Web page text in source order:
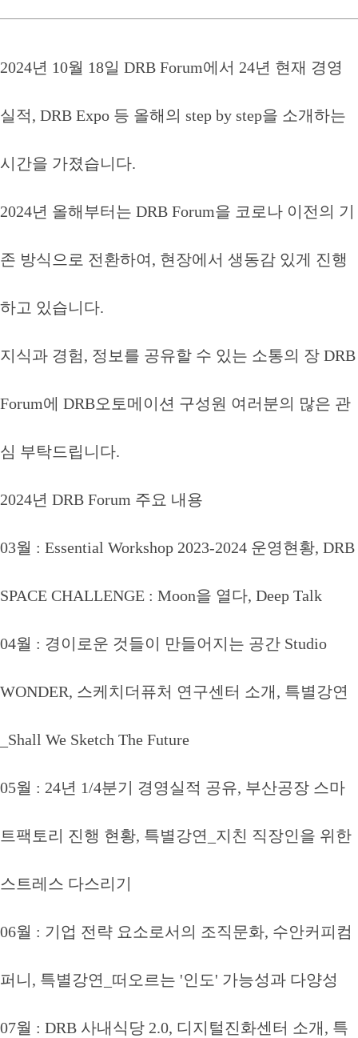
2024년 10월 18일 DRB Forum에서 24년 현재 경영
실적, DRB Expo 등 올해의 step by step을 소개하는
시간을 가졌습니다.
2024년 올해부터는 DRB Forum을 코로나 이전의 기
존 방식으로 전환하여, 현장에서 생동감 있게 진행
하고 있습니다.
지식과 경험, 정보를 공유할 수 있는 소통의 장 DRB
Forum에 DRB오토메이션 구성원 여러분의 많은 관
심 부탁드립니다.
2024년 DRB Forum 주요 내용
03월 : Essential Workshop 2023-2024 운영현황, DRB
SPACE CHALLENGE : Moon을 열다, Deep Talk
04월 : 경이로운 것들이 만들어지는 공간 Studio
WONDER, 스케치더퓨처 연구센터 소개, 특별강연
_Shall We Sketch The Future
05월 : 24년 1/4분기 경영실적 공유, 부산공장 스마
트팩토리 진행 현황, 특별강연_지친 직장인을 위한
스트레스 다스리기
06월 : 기업 전략 요소로서의 조직문화, 수안커피컴
퍼니, 특별강연_떠오르는 '인도' 가능성과 다양성
07월 : DRB 사내식당 2.0, 디지털진화센터 소개, 특